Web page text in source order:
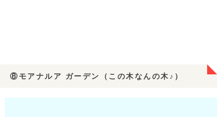
⑧モアナルア ガーデン（この木なんの木♪）